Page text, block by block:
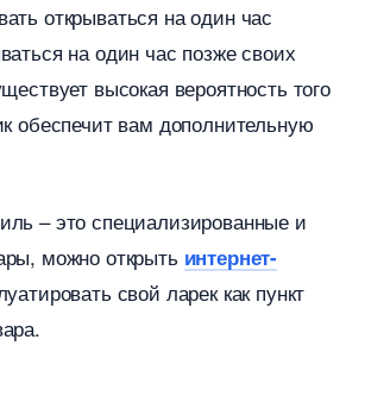
открываться на один час
на один час позже своих
высокая вероятность того
обеспечит вам дополнительную
– это специализированные и
можно открыть интернет-
свой ларек как пункт